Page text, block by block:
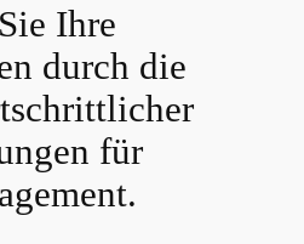
Ihre
durch die
für